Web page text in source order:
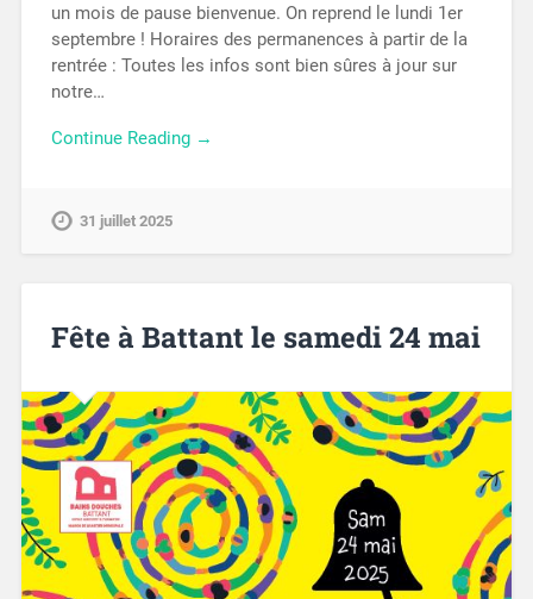
un mois de pause bienvenue. On reprend le lundi 1er
septembre ! Horaires des permanences à partir de la
rentrée : Toutes les infos sont bien sûres à jour sur
notre…
Continue Reading →
31 juillet 2025
Fête à Battant le samedi 24 mai